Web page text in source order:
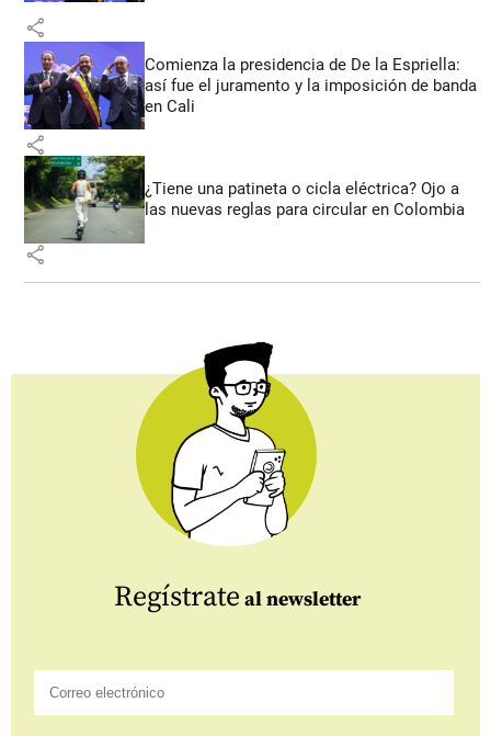
share
Comienza la presidencia de De la Espriella:
así fue el juramento y la imposición de banda
en Cali
share
¿Tiene una patineta o cicla eléctrica? Ojo a
las nuevas reglas para circular en Colombia
share
Regístrate al newsletter